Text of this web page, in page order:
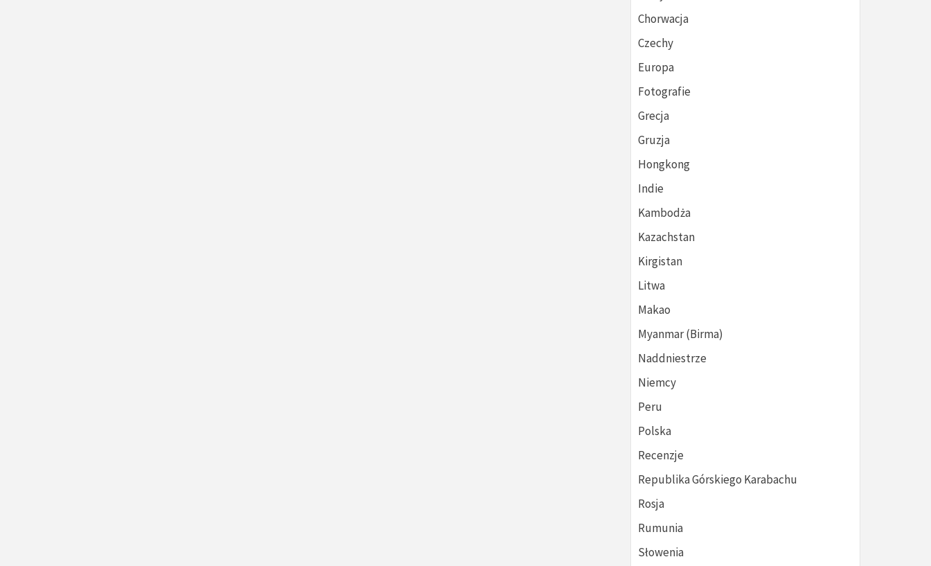
Chorwacja
Czechy
Europa
Fotografie
Grecja
Gruzja
Hongkong
Indie
Kambodża
Kazachstan
Kirgistan
Litwa
Makao
Myanmar (Birma)
Naddniestrze
Niemcy
Peru
Polska
Recenzje
Republika Górskiego Karabachu
Rosja
Rumunia
Słowenia